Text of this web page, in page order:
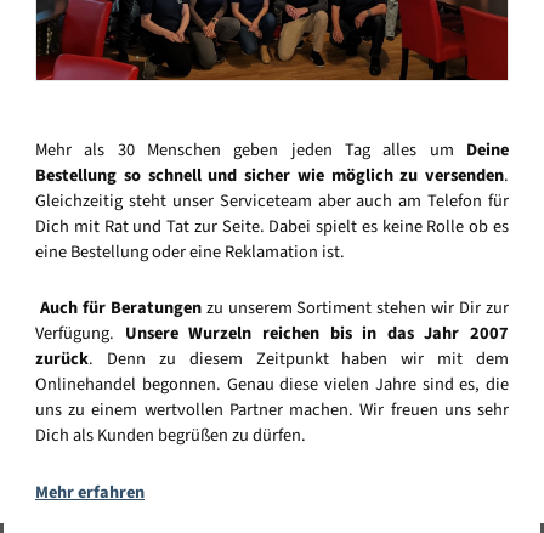
Mehr als 30 Menschen geben jeden Tag alles um Deine
Bestellung so schnell und sicher wie möglich zu versenden.
Gleichzeitig steht unser Serviceteam aber auch am Telefon für
Dich mit Rat und Tat zur Seite. Dabei spielt es keine Rolle ob es
eine Bestellung oder eine Reklamation ist.
Auch für Beratungenzu unserem Sortiment stehen wir Dir zur
Verfügung. Unsere Wurzeln reichen bis in das Jahr 2007
zurück. Denn zu diesem Zeitpunkt haben wir mit dem
Onlinehandel begonnen. Genau diese vielen Jahre sind es, die
uns zu einem wertvollen Partner machen. Wir freuen uns sehr
Dich als Kunden begrüßen zu dürfen.
Mehr erfahren